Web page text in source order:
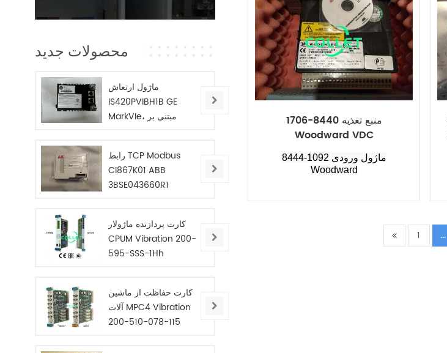
منبع تغذیه 8440-1706
Woodward VDC
8444-1092 ماژول ورودی
Woodward
1 ...
محصولات جدید
ماژول ارتعاش
IS420PVIBH1B GE
MarkVIe، مبتنی بر
رابط TCP Modbus
CI867K01 ABB
3BSE043660R1
کارت پردازنده ماژولار
CPUM Vibration 200-
595-SSS-1Hh
کارت حفاظت از ماشین
آلات MPC4 Vibration
200-510-078-115